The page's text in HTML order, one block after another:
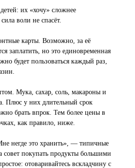
их «хочу» сложнее
воли не спасёт.
карты. Возможно, за её
заплатить, но это единовременная
будет пользоваться каждый раз,
Мука, сахар, соль, макароны и
Плюс у них длительный срок
брать впрок. Тем более цены в
как правило, ниже.
негде это хранить», — типичные
совет покупать продукты большими
отоваривайтесь вскладчину с